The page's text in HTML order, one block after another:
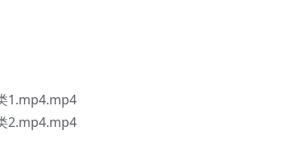
1.mp4.mp4
2.mp4.mp4